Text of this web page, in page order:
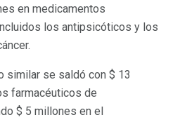
en medicamentos
los antipsicóticos y los
similar se saldó con $ 13
farmacéuticos de
$ 5 millones en el